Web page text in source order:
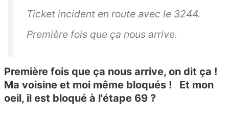
Ticket incident en route avec le 3244.
Première fois que ça nous arrive.
Première fois que ça nous arrive, on dit ça !
Ma voisine et moi même bloqués ! Et mon
oeil, il est bloqué à l'étape 69 ?